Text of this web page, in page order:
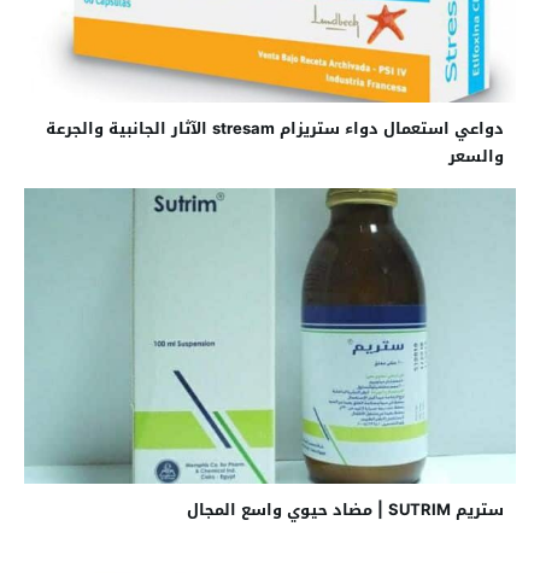
دواعي استعمال دواء ستريزام stresam الآثار الجانبية والجرعة
والسعر
ستريم SUTRIM | مضاد حيوي واسع المجال